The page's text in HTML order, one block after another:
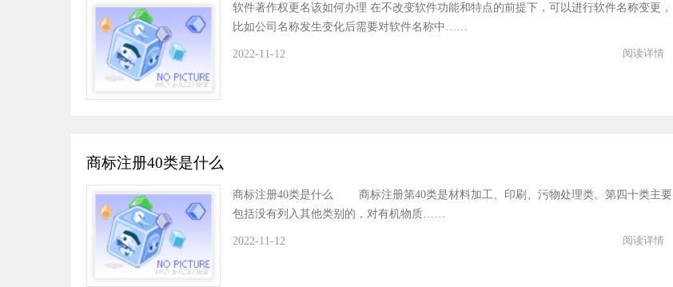
软件著作权更名该如何办理 在不改变软件功能和特点的前提下，可以进行软件名称变更，
比如公司名称发生变化后需要对软件名称中……
2022-11-12 阅读详情
商标注册40类是什么
商标注册40类是什么 商标注册第40类是材料加工、印刷、污物处理类。第四十类主要
包括没有列入其他类别的，对有机物质……
2022-11-12 阅读详情